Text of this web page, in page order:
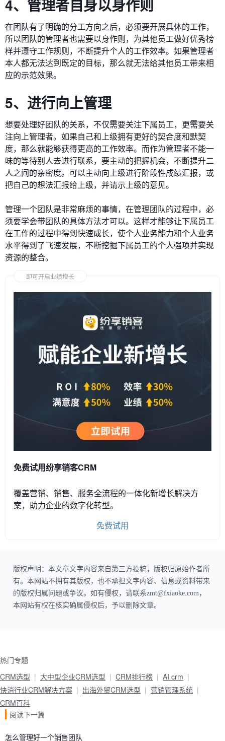
4、管理者自身以身作则
在团队有了明确的分工方向之后，必须要开展具体的工作，
所以团队的管理者也需要以身作则，为其他员工做好优秀榜
样并遵守工作规则，不断提升个人的工作效率。如果管理者
本人都无法达到既定的目标，那么就无法给其他员工带来相
应的示范效果。
5、进行向上管理
想要处理好团队的关系，不仅需要关注下属员工，更需要关
注向上管理者。如果自己和上级拥有更好的契合度和默契
度，那么就能够获得更高的工作效率。而作为管理者不能一
味的等待别人去进行联系，要主动的把握机会，不断提升二
人之间的亲密度。可以主动向上级进行阶段性成绩汇报，或
把自己的想法汇报给上级，并请示上级的意见。
管理一个团队是非常麻烦的事情，在管理团队的过程中，必
须要学会带团队的具体方法才可以。这样才能够让下属员工
在工作的过程中得到快速成长，使个人业务能力和个人业务
水平得到了飞速发展，不断挖掘下属员工的个人强项并实现
资源的整合。
即可开启业绩增长
免费试用纷享销客CRM
覆盖营销、销售、服务全流程的一体化新增长解决方
案，助力企业的数字化转型。
免费试用
版权声明：本文章文字内容来自第三方投稿，版权归原始作者所
有。本网站不拥有其版权，也不承担文字内容、信息或资料带来
的版权归属问题或争议。如有侵权，请联系zmt@fxiaoke.com，
本网站有权在核实确属侵权后，予以删除文章。
热门专题
CRM选型
大中型企业CRM选型 CRM排行榜
AI crm
快消行业CRM解决方案
出海外贸CRM选型
营销管理系统
CRM百科
阅读下一篇
怎么管理好一个销售团队